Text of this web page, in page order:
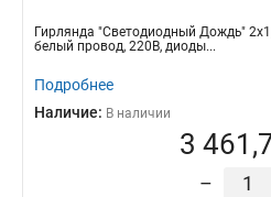
Гирлянда "Светодиодный Дождь"
белый провод, 220В, диоды...
Подробнее
Наличие: В наличии
3
–